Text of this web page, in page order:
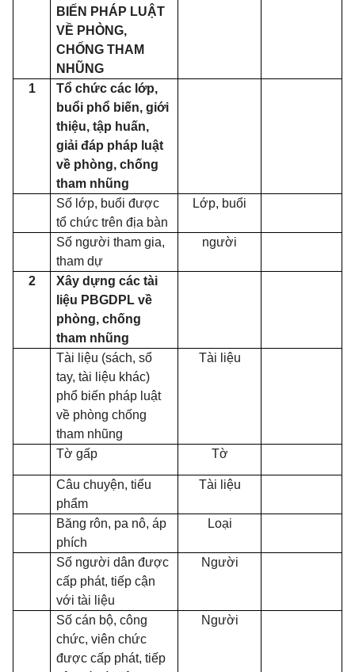
BIẾN PHÁP LUẬT
VỀ PHÒNG,
CHỐNG THAM
NHŨNG
1
Tổ chức các lớp,
buổi phổ biến, giới
thiệu, tập huấn,
giải đáp pháp luật
về phòng, chống
tham nhũng
Số lớp, buổi được
tổ chức trên địa bàn
Lớp, buổi
Số người tham gia,
tham dự
người
2
Xây dựng các tài
liệu PBGDPL về
phòng, chống
tham nhũng
Tài liệu (sách, sổ
tay, tài liệu khác)
phổ biến pháp luật
về phòng chống
tham nhũng
Tài liệu
Tờ gấp Tờ
Câu chuyện, tiểu
phẩm
Tài liệu
Băng rôn, pa nô, áp
phích
Loại
Số người dân được
cấp phát, tiếp cận
với tài liệu
Người
Số cán bộ, công
chức, viên chức
được cấp phát, tiếp
Người